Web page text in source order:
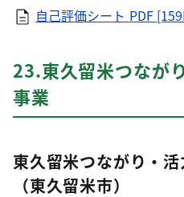
自己評価シート PDF
23.東久留米つなが
事業
東久留米つながり・
（東久留米市）